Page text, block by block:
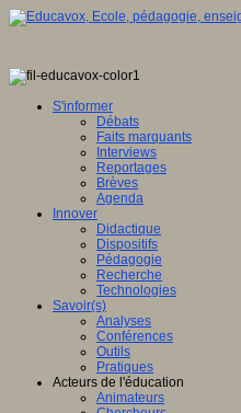
S'informer
Débats
Faits marquants
Interviews
Reportages
Brèves
Agenda
Innover
Didactique
Dispositifs
Pédagogie
Recherche
Technologies
Savoir(s)
Analyses
Conférences
Outils
Pratiques
Acteurs de l'éducation
Animateurs